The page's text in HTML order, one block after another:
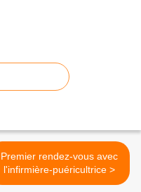
Premier rendez-vous avec
l'infirmière-puéricultrice >